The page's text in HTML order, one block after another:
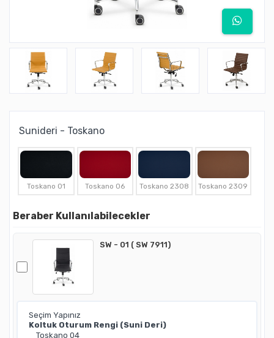
Sunideri - Toskano
Toskano 01 Toskano 06 Toskano 2308 Toskano 2309
Beraber Kullanılabilecekler
SW - 01 ( SW 7911)